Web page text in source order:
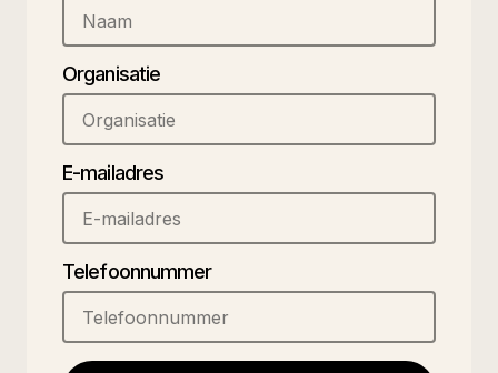
Organisatie
E-mailadres
Telefoonnummer